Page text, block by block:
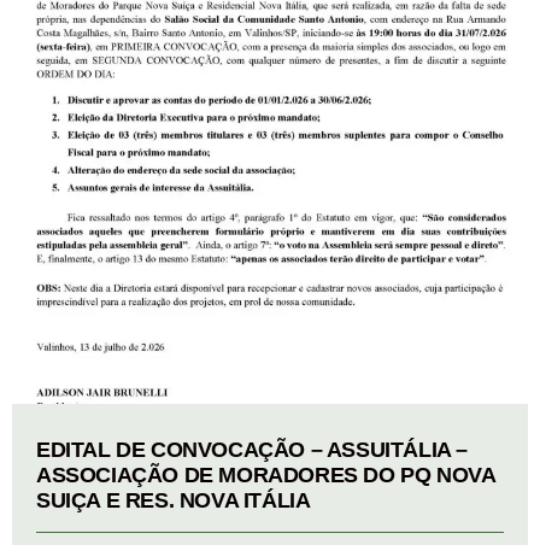
EDITAL DE CONVOCAÇÃO – ASSUITÁLIA –
ASSOCIAÇÃO DE MORADORES DO PQ NOVA
SUIÇA E RES. NOVA ITÁLIA